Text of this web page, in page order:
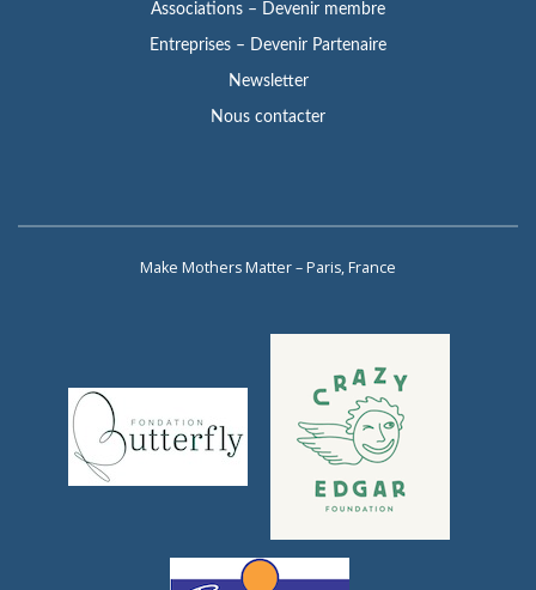
Associations – Devenir membre
Entreprises – Devenir Partenaire
Newsletter
Nous contacter
Make Mothers Matter – Paris, France